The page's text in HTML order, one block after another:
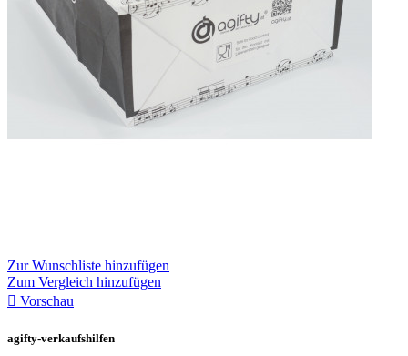
Zur Wunschliste hinzufügen
Zum Vergleich hinzufügen
 Vorschau
agifty-verkaufshilfen